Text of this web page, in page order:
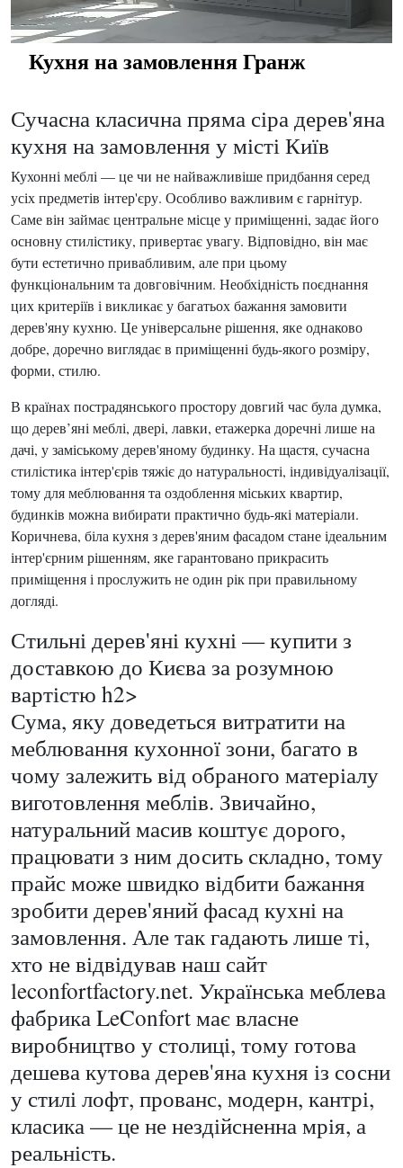
Кухня на замовлення Гранж
Сучасна класична пряма сіра дерев'яна
кухня на замовлення у місті Київ
Кухонні меблі — це чи не найважливіше придбання серед
усіх предметів інтер'єру. Особливо важливим є гарнітур.
Саме він займає центральне місце у приміщенні, задає його
основну стилістику, привертає увагу. Відповідно, він має
бути естетично привабливим, але при цьому
функціональним та довговічним. Необхідність поєднання
цих критеріїв і викликає у багатьох бажання замовити
дерев'яну кухню. Це універсальне рішення, яке однаково
добре, доречно виглядає в приміщенні будь-якого розміру,
форми, стилю.
В країнах пострадянського простору довгий час була думка,
що дерев’яні меблі, двері, лавки, етажерка доречні лише на
дачі, у заміському дерев'яному будинку. На щастя, сучасна
стилістика інтер'єрів тяжіє до натуральності, індивідуалізації,
тому для меблювання та оздоблення міських квартир,
будинків можна вибирати практично будь-які матеріали.
Коричнева, біла кухня з дерев'яним фасадом стане ідеальним
інтер'єрним рішенням, яке гарантовано прикрасить
приміщення і прослужить не один рік при правильному
догляді.
Стильні дерев'яні кухні — купити з
доставкою до Києва за розумною
вартістю h2>
Сума, яку доведеться витратити на
меблювання кухонної зони, багато в
чому залежить від обраного матеріалу
виготовлення меблів. Звичайно,
натуральний масив коштує дорого,
працювати з ним досить складно, тому
прайс може швидко відбити бажання
зробити дерев'яний фасад кухні на
замовлення. Але так гадають лише ті,
хто не відвідував наш сайт
leconfortfactory.net. Українська меблева
фабрика LeConfort має власне
виробництво у столиці, тому готова
дешева кутова дерев'яна кухня із сосни
у стилі лофт, прованс, модерн, кантрі,
класика — це не нездійсненна мрія, а
реальність.